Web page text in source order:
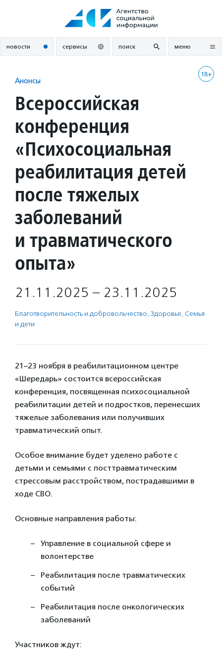
новости сервисы поиск меню
18+
Анонсы
Всероссийская
конференция
«Психосоциальная
реабилитация детей
после тяжелых
заболеваний
и травматического
опыта»
21.11.2025 – 23.11.2025
Благотвори­тель­ность и доброволь­чест­во, Здоровье, Семья
и дети
21–23 ноября в реабилитационном центре
«Шередарь» состоится всероссийская
конференция, посвященная психосоциальной
реабилитации детей и подростков, перенесших
тяжелые заболевания или получивших
травматический опыт.
Особое внимание будет уделено работе с
детьми и семьями с посттравматическим
стрессовым расстройством, пострадавшими в
ходе СВО.
Основные направления работы:
Управление в социальной сфере и
волонтерстве
Реабилитация после травматических
событий
Реабилитация после онкологических
заболеваний
Участников ждут: